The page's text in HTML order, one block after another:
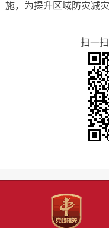
施，为提升区域防灾减
扫一